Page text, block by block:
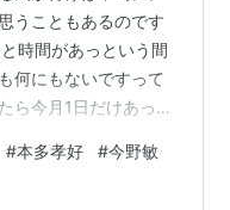
うこともあるのです
時間があっという間
何にもないですって
ら今月1日だけあった
ミステリーなんです
ょう！！！ 1.スクー
#本多孝好 #今野敏